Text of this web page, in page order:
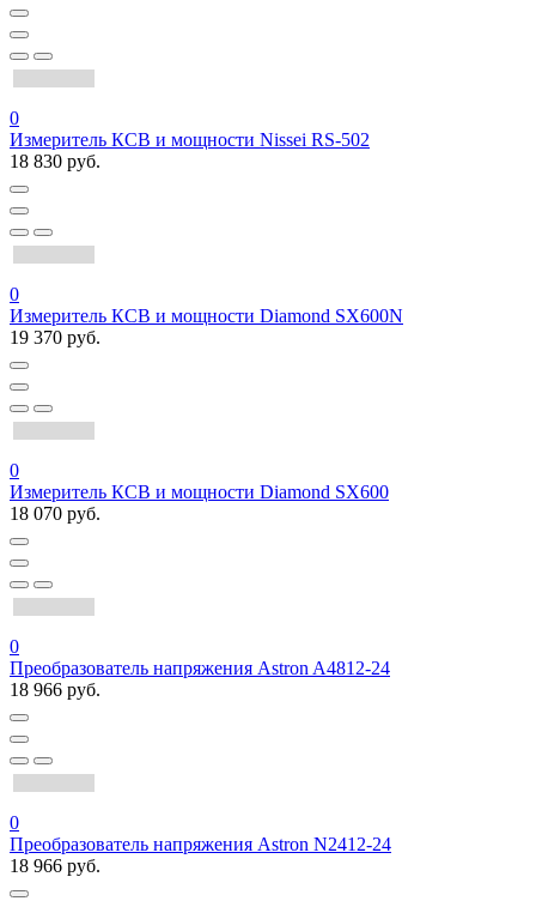
0
Измеритель КСВ и мощности Nissei RS-502
18 830 руб.
0
Измеритель КСВ и мощности Diamond SX600N
19 370 руб.
0
Измеритель КСВ и мощности Diamond SX600
18 070 руб.
0
Преобразователь напряжения Astron A4812-24
18 966 руб.
0
Преобразователь напряжения Astron N2412-24
18 966 руб.